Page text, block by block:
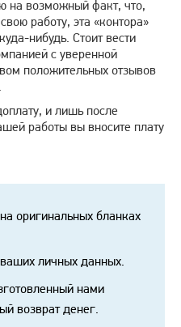
на возможный факт, что,
работу, эта «контора»
нибудь. Стоит вести
с уверенной
положительных отзывов
и лишь после
работы вы вносите плату
оригинальных бланках
личных данных.
нами
возврат денег.